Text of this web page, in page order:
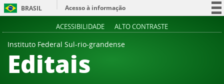
BRASIL
Acesso à informação
ACESSIBILIDADE ALTO CONTRASTE
Instituto Federal Sul-rio-grandense
Editais